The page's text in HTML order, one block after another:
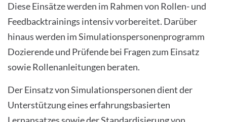
Diese Einsätze werden im Rahmen von Rollen- und
Feedbacktrainings intensiv vorbereitet. Darüber
hinaus werden im Simulationspersonenprogramm
Dozierende und Prüfende bei Fragen zum Einsatz
sowie Rollenanleitungen beraten.
Der Einsatz von Simulationspersonen dient der
Unterstützung eines erfahrungsbasierten